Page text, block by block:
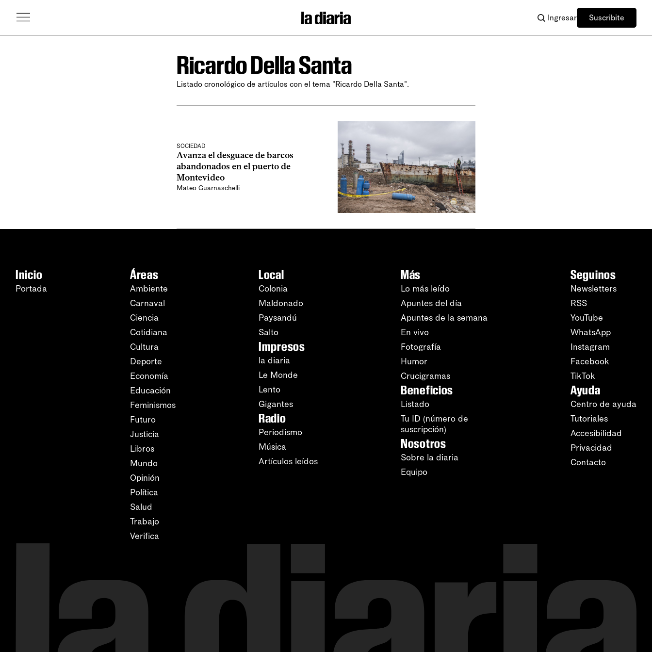
Ingresar Suscribite
Ricardo Della Santa
Listado cronológico de artículos con el tema "Ricardo Della Santa".
SOCIEDAD
Avanza el desguace de barcos
abandonados en el puerto de
Montevideo
Mateo Guarnaschelli
Inicio
Portada
Áreas
Ambiente
Carnaval
Ciencia
Cotidiana
Cultura
Deporte
Economía
Educación
Feminismos
Futuro
Justicia
Libros
Mundo
Opinión
Política
Salud
Trabajo
Verifica
Local
Colonia
Maldonado
Paysandú
Salto
Impresos
la diaria
Le Monde
Lento
Gigantes
Radio
Periodismo
Música
Artículos leídos
Más
Lo más leído
Apuntes del día
Apuntes de la semana
En vivo
Fotografía
Humor
Crucigramas
Beneficios
Listado
Tu ID (número de
suscripción)
Nosotros
Sobre la diaria
Equipo
Seguinos
Newsletters
RSS
YouTube
WhatsApp
Instagram
Facebook
TikTok
Ayuda
Centro de ayuda
Tutoriales
Accesibilidad
Privacidad
Contacto